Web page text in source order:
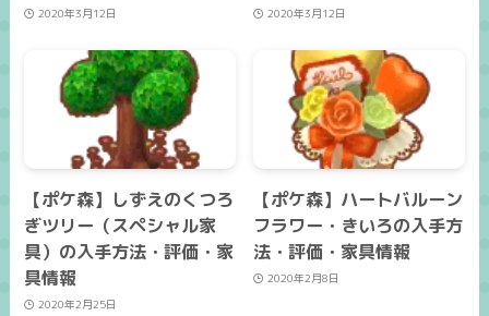
2020年3月12日 2020年3月12日
【ポケ森】しずえのくつろ
ぎツリー（スペシャル家
具）の入手方法・評価・家
具情報
2020年2月25日
【ポケ森】ハートバルーン
フラワー・きいろの入手方
法・評価・家具情報
2020年2月8日